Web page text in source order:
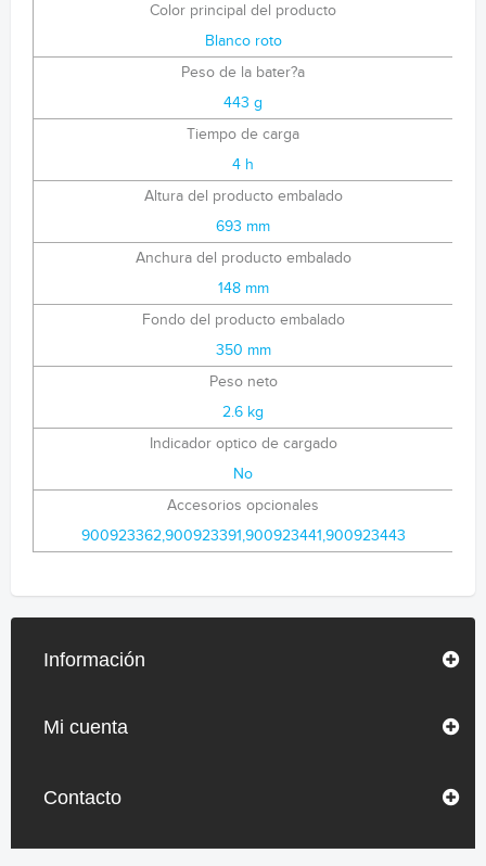
Color principal del producto
Blanco roto
Peso de la bater?a
443 g
Tiempo de carga
4 h
Altura del producto embalado
693 mm
Anchura del producto embalado
148 mm
Fondo del producto embalado
350 mm
Peso neto
2.6 kg
Indicador optico de cargado
No
Accesorios opcionales
900923362,900923391,900923441,900923443
Información
Mi cuenta
Contacto